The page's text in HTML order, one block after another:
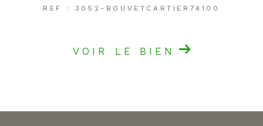
REF : 3052-BOUVETCARTIER74100
VOIR LE BIEN